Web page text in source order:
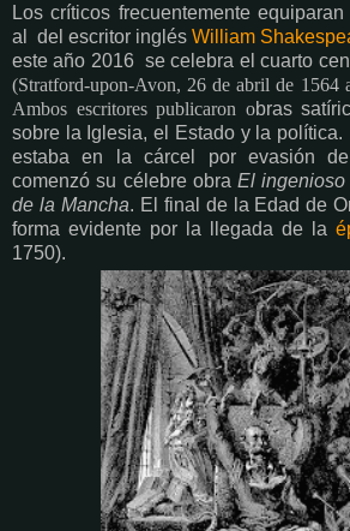
Los críticos frecuentemente
al del escritor inglés William
este año 2016 se celebra el cuarto
(Stratford-upon-Avon, 26 de abril de 1564
Ambos escritores publicaron obras
sobre la Iglesia, el Estado y la política.
estaba en la cárcel por evasión
comenzó su célebre obra El
de la Mancha. El final de la Edad de
forma evidente por la llegada de la
1750).